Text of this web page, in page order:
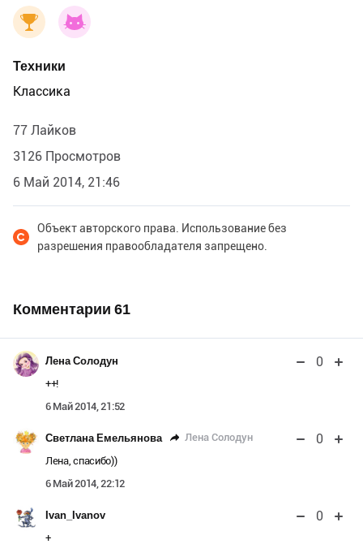
Техники
Классика
77 Лайков
3126 Просмотров
6 Май 2014, 21:46
Объект авторского права. Использование без
разрешения правообладателя запрещено.
Комментарии 61
Лена Солодун 0
++!
6 Май 2014, 21:52
Светлана Емельянова Лена Солодун 0
Лена, спасибо))
6 Май 2014, 22:12
Ivan_Ivanov 0
+